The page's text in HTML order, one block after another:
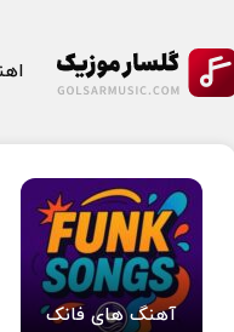
آهنگ های فانک